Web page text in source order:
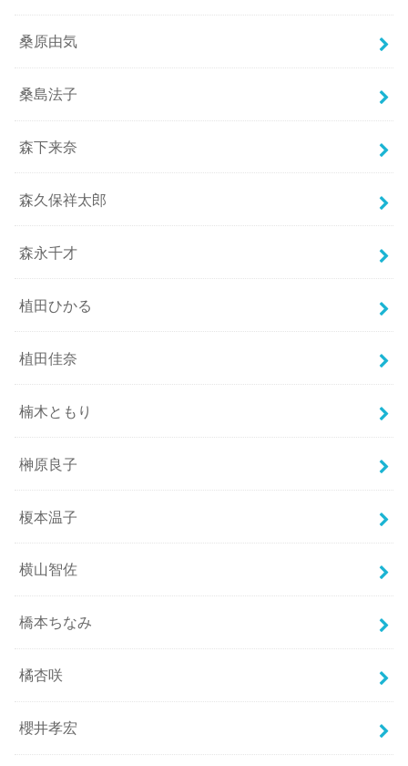
桑原由気
桑島法子
森下来奈
森久保祥太郎
森永千才
植田ひかる
植田佳奈
楠木ともり
榊原良子
榎本温子
横山智佐
橋本ちなみ
橘杏咲
櫻井孝宏